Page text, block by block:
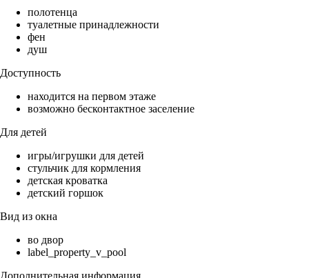
полотенца
туалетные принадлежности
фен
душ
Доступность
находится на первом этаже
возможно бесконтактное заселение
Для детей
игры/игрушки для детей
стульчик для кормления
детская кроватка
детский горшок
Вид из окна
во двор
label_property_v_pool
Дополнительная информация